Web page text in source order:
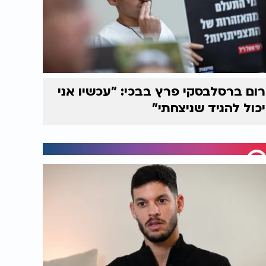
רום ברסלבסקי פרץ בבכי: "עכשיו אני
יכול להגיד שניצחתי"